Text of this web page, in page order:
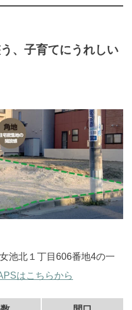
、子育てにうれしい
池北１丁目606番地4の一
はこちらから